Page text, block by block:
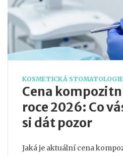
KOSMETICKÁ STOMATOLOGIE
Cena
roce 2026: Co
si dát pozor
Jaká je aktuální cena